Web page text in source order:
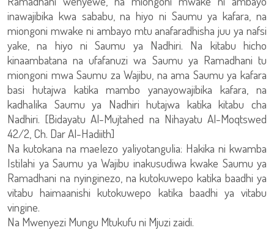
inawajibika kwa sababu, na hiyo ni Saumu ya kafara, na
miongoni mwake ni ambayo mtu anafaradhisha juu ya nafsi
yake, na hiyo ni Saumu ya Nadhiri. Na kitabu hicho
kinaambatana na ufafanuzi wa Saumu ya Ramadhani tu
miongoni mwa Saumu za Wajibu, na ama Saumu ya kafara
basi hutajwa katika mambo yanayowajibika kafara, na
kadhalika Saumu ya Nadhiri hutajwa katika kitabu cha
Nadhiri. [Bidayatu Al-Mujtahed na Nihayatu Al-Moqtswed
42/2, Ch. Dar Al-Hadiith]
Na kutokana na maelezo yaliyotangulia: Hakika ni kwamba
Istilahi ya Saumu ya Wajibu inakusudiwa kwake Saumu ya
Ramadhani na nyinginezo, na kutokuwepo katika baadhi ya
vitabu haimaanishi kutokuwepo katika baadhi ya vitabu
vingine.
Na Mwenyezi Mungu Mtukufu ni Mjuzi zaidi.